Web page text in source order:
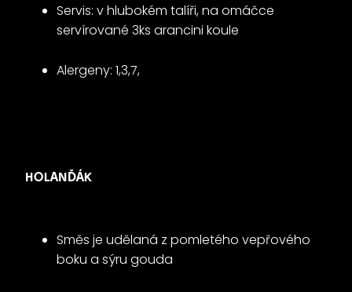
Servis: v hlubokém talíři, na omáčce
servírované 3ks arancini koule
Alergeny: 1,3,7,
HOLANĎÁK
Směs je udělaná z pomletého vepřového
boku a sýru gouda